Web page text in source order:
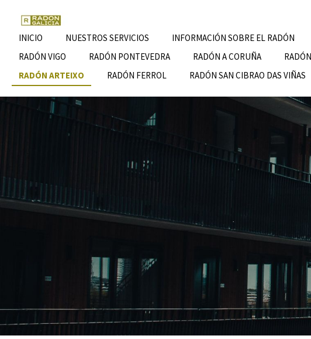
contenido
principal
INICIO NUESTROS SERVICIOS INFORMACIÓN SOBRE EL RADÓN
RADÓN VIGO
RADÓN PONTEVEDRA RADÓN A CORUÑA
RADÓN ARTEIXO
RADÓN FERROL RADÓN SAN CIBRAO DAS VIÑAS